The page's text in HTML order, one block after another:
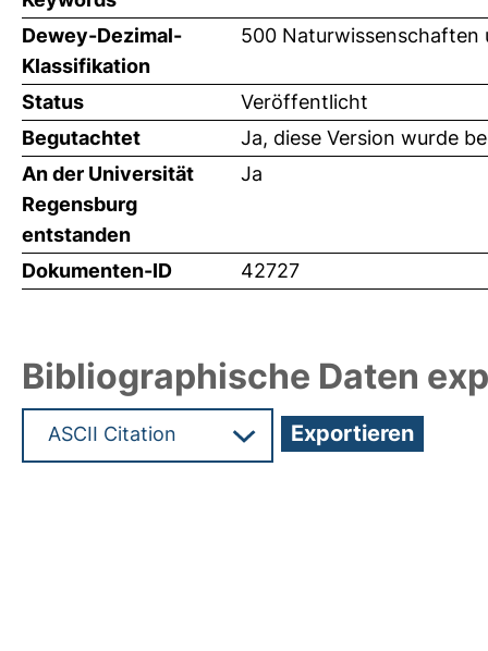
Dewey-Dezimal-
Klassifikation
500 Naturwissenschaften
Status
Veröffentlicht
Begutachtet
Ja, diese Version wurde
An der Universität
Regensburg
entstanden
Ja
Dokumenten-ID 42727
Bibliographische Daten